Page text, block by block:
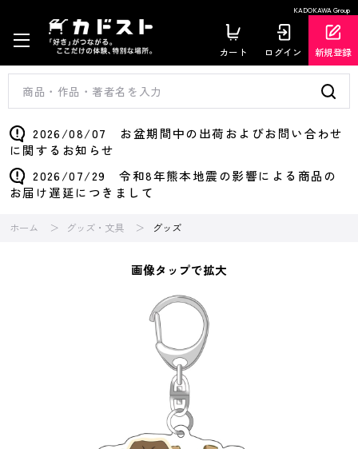
KADOKAWA Group
カート ログイン 新規登録
2026/08/07 お盆期間中の出荷およびお問い合わせ
に関するお知らせ
2026/07/29 令和8年熊本地震の影響による商品の
お届け遅延につきまして
ホーム グッズ・文具 グッズ
画像タップで拡大